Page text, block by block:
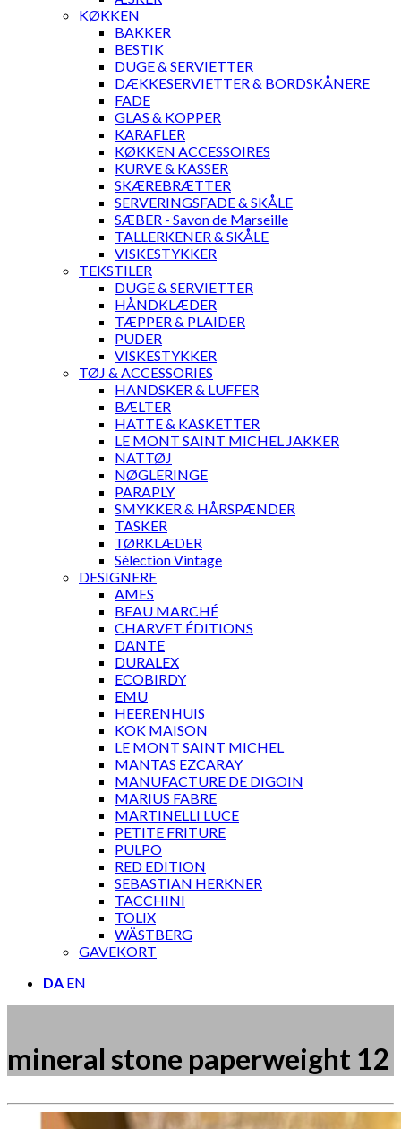
KØKKEN
BAKKER
BESTIK
DUGE & SERVIETTER
DÆKKESERVIETTER & BORDSKÅNERE
FADE
GLAS & KOPPER
KARAFLER
KØKKEN ACCESSOIRES
KURVE & KASSER
SKÆREBRÆTTER
SERVERINGSFADE & SKÅLE
SÆBER - Savon de Marseille
TALLERKENER & SKÅLE
VISKESTYKKER
TEKSTILER
DUGE & SERVIETTER
HÅNDKLÆDER
TÆPPER & PLAIDER
PUDER
VISKESTYKKER
TØJ & ACCESSORIES
HANDSKER & LUFFER
BÆLTER
HATTE & KASKETTER
LE MONT SAINT MICHEL JAKKER
NATTØJ
NØGLERINGE
PARAPLY
SMYKKER & HÅRSPÆNDER
TASKER
TØRKLÆDER
Sélection Vintage
DESIGNERE
AMES
BEAU MARCHÉ
CHARVET ÉDITIONS
DANTE
DURALEX
ECOBIRDY
EMU
HEERENHUIS
KOK MAISON
LE MONT SAINT MICHEL
MANTAS EZCARAY
MANUFACTURE DE DIGOIN
MARIUS FABRE
MARTINELLI LUCE
PETITE FRITURE
PULPO
RED EDITION
SEBASTIAN HERKNER
TACCHINI
TOLIX
WÄSTBERG
GAVEKORT
DA EN
mineral stone paperweight 12
Måske kunne nogle af disse produkter have din